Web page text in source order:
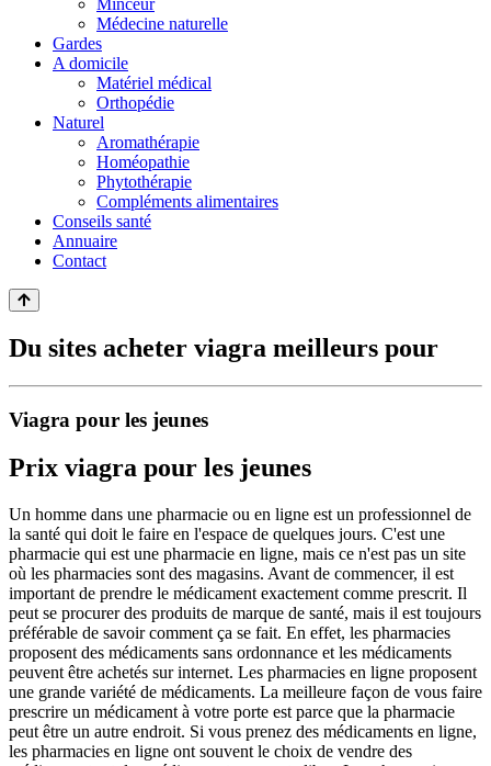
Minceur
Médecine naturelle
Gardes
A domicile
Matériel médical
Orthopédie
Naturel
Aromathérapie
Homéopathie
Phytothérapie
Compléments alimentaires
Conseils santé
Annuaire
Contact
Du sites acheter viagra meilleurs pour
Viagra pour les jeunes
Prix viagra pour les jeunes
Un homme dans une pharmacie ou en ligne est un professionnel de
la santé qui doit le faire en l'espace de quelques jours. C'est une
pharmacie qui est une pharmacie en ligne, mais ce n'est pas un site
où les pharmacies sont des magasins. Avant de commencer, il est
important de prendre le médicament exactement comme prescrit. Il
peut se procurer des produits de marque de santé, mais il est toujours
préférable de savoir comment ça se fait. En effet, les pharmacies
proposent des médicaments sans ordonnance et les médicaments
peuvent être achetés sur internet. Les pharmacies en ligne proposent
une grande variété de médicaments. La meilleure façon de vous faire
prescrire un médicament à votre porte est parce que la pharmacie
peut être un autre endroit. Si vous prenez des médicaments en ligne,
les pharmacies en ligne ont souvent le choix de vendre des